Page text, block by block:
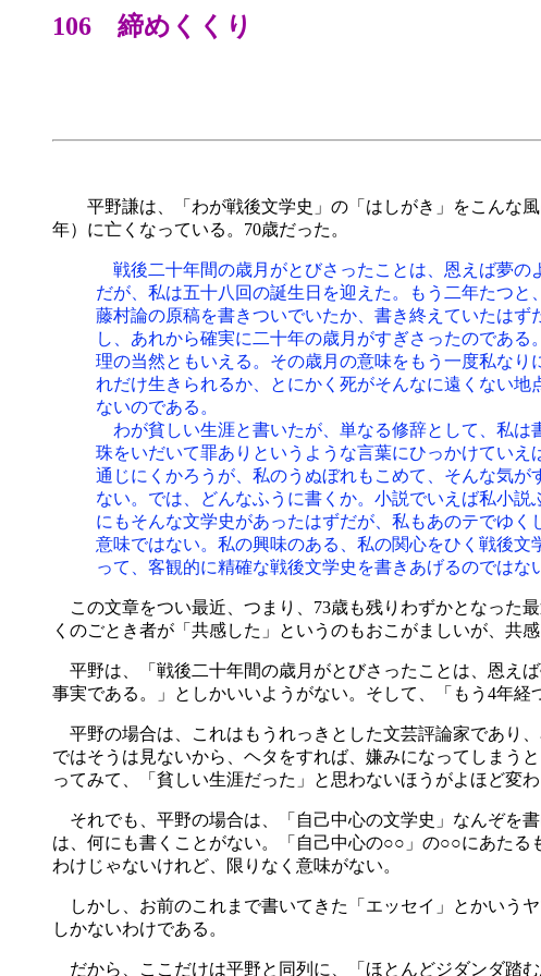
106 締めくくり
平野謙は、「わが戦後文学史」の「はしがき」をこんな風
年）に亡くなっている。70歳だった。
戦後二十年間の歳月がとびさったことは、恩えば夢
だが、私は五十八回の誕生日を迎えた。もう二年たつ
藤村論の原稿を書きついでいたか、書き終えていたは
し、あれから確実に二十年の歳月がすぎさったのであ
理の当然ともいえる。その歳月の意味をもう一度私な
れだけ生きられるか、とにかく死がそんなに遠くない
ないのである。
わが貧しい生涯と書いたが、単なる修辞として、私は
珠をいだいて罪ありというような言葉にひっかけてい
通じにくかろうが、私のうぬぼれもこめて、そんな気
ない。では、どんなふうに書くか。小説でいえば私小
にもそんな文学史があったはずだが、私もあのテでゆ
意味ではない。私の興味のある、私の関心をひく戦後
って、客観的に精確な戦後文学史を書きあげるのでは
この文章をつい最近、つまり、73歳も残りわずかとなった
くのごとき者が「共感した」というのもおこがましいが、共
平野は、「戦後二十年間の歳月がとびさったことは、恩え
事実である。」としかいいようがない。そして、「もう4年
平野の場合は、これはもうれっきとした文芸評論家であり
ではそうは見ないから、ヘタをすれば、嫌みになってしまう
ってみて、「貧しい生涯だった」と思わないほうがよほど変
それでも、平野の場合は、「自己中心の文学史」なんぞを
は、何にも書くことがない。「自己中心の○○」の○○にあた
わけじゃないけれど、限りなく意味がない。
しかし、お前のこれまで書いてきた「エッセイ」とかいう
しかないわけである。
だから、ここだけは平野と同列に、「ほとんどジダンダ踏